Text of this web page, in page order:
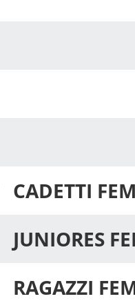
CADETTI
JUNIORES
RAGAZZI